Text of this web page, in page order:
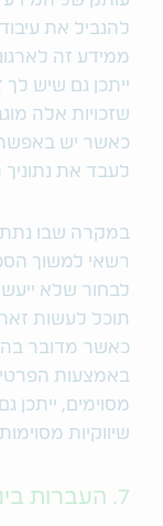
להגביל את
ממידע זה
ייתכן גם שיש לך
שזכויות אלה
כאשר יש
לעבד את נתוניך
במקרה שבו נתת
רשאי למשוך
לבחור שלא
תוכל לעשות
כאשר מדובר
באמצעות
מסוימים, ייתכן
שיווקיות
7. העברות בינלאומיות